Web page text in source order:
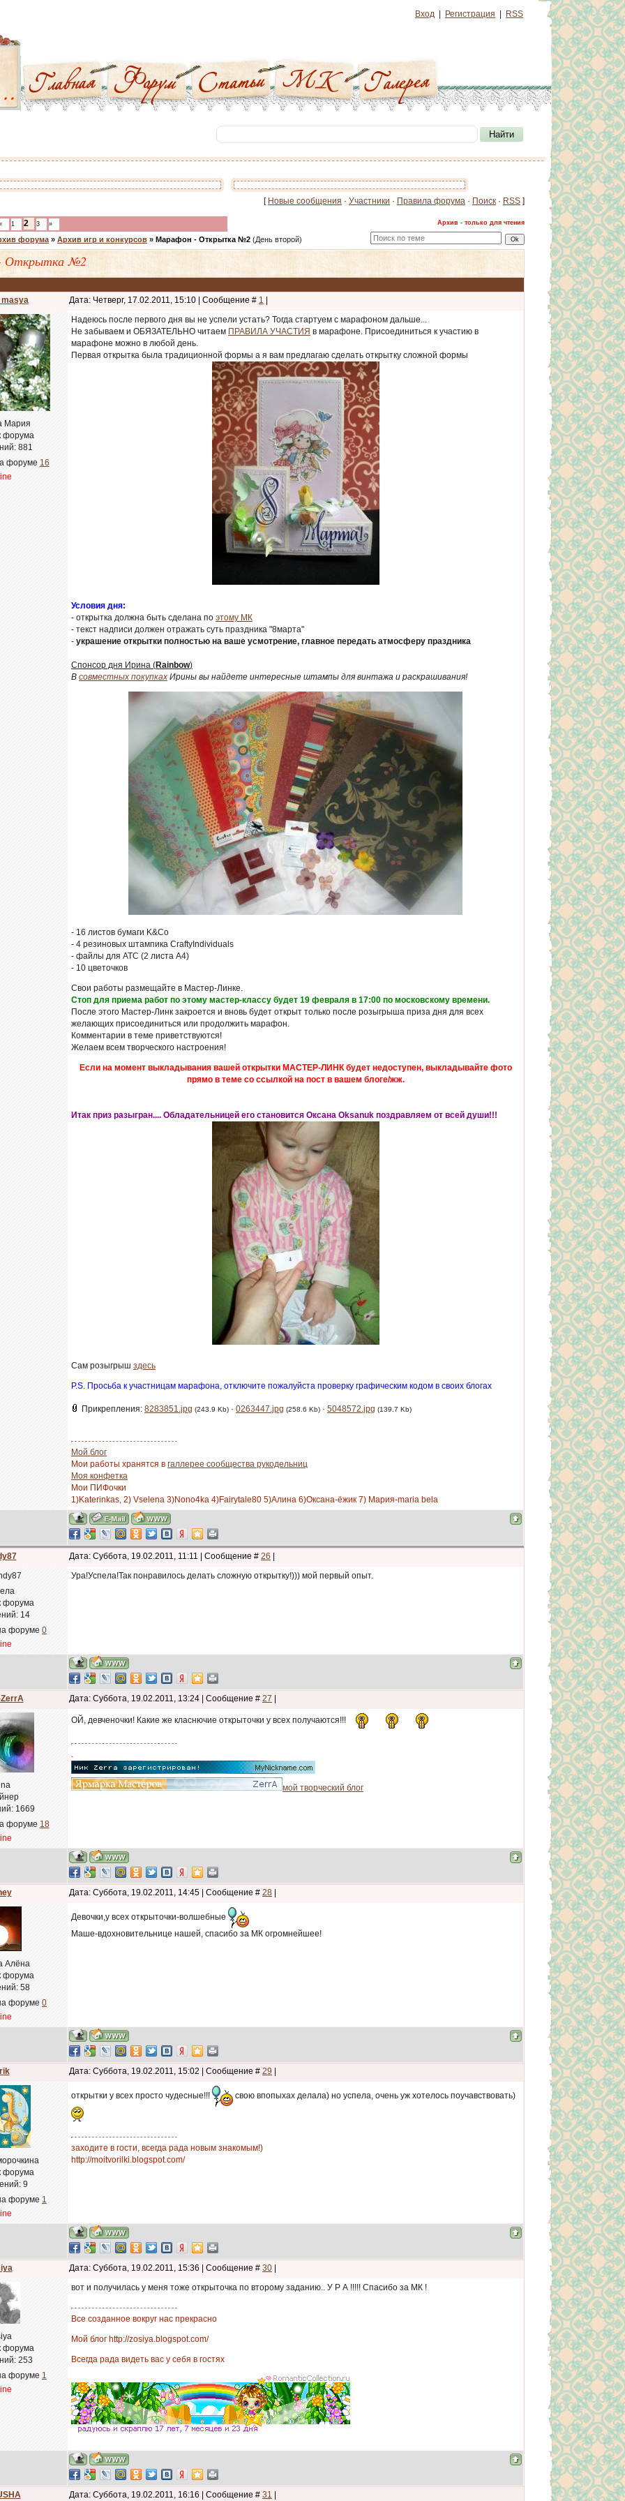
Вход Регистрация RSS
[ Новые сообщения · Участники · Правила форума · Поиск · RSS ]
1 2 3 » Архив - только для чтения
форума » Архив игр и конкурсов » Марафон - Открытка №2 (День второй)
Открытка №2
Дата: Четверг, 17.02.2011, 15:10 | Сообщение # 1
Мария
форума
881
форуме 16
Надеюсь после первого дня вы не успели устать? Тогда стартуем с марафоном дальше...
Не забываем и ОБЯЗАТЕЛЬНО читаем ПРАВИЛА УЧАСТИЯ в марафоне. Присоединиться к участию в
марафоне можно в любой день.
Первая открытка была традиционной формы а я вам предлагаю сделать открытку сложной формы
Условия дня:
- открытка должна быть сделана по этому МК
- текст надписи должен отражать суть праздника "8марта"
- украшение открытки полностью на ваше усмотрение, главное передать атмосферу праздника
Спонсор дня Ирина (Rainbow)
В совместных покупках Ирины вы найдете интересные штампы для винтажа и раскрашивания!
- 16 листов бумаги K&Co
- 4 резиновых штампика CraftyIndividuals
- файлы для АТС (2 листа А4)
- 10 цветочков
Свои работы размещайте в Мастер-Линке.
Стоп для приема работ по этому мастер-классу будет 19 февраля в 17:00 по московскому времени.
После этого Мастер-Линк закроется и вновь будет открыт только после розыгрыша приза дня для всех
желающих присоединиться или продолжить марафон.
Комментарии в теме приветствуются!
Желаем всем творческого настроения!
Если на момент выкладывания вашей открытки МАСТЕР-ЛИНК будет недоступен, выкладывайте фото
прямо в теме со ссылкой на пост в вашем блоге/жж.
Итак приз разыгран.... Обладательницей его становится Оксана Oksanuk поздравляем от всей души!!!
Сам розыгрыш здесь
P.S. Просьба к участницам марафона, отключите пожалуйста проверку графическим кодом в своих блогах
Прикрепления: 8283851.jpg (243.9 Kb) · 0263447.jpg (258.6 Kb) · 5048572.jpg (139.7 Kb)
Мой блог
Мои работы хранятся в галлерее сообщества рукодельниц
Моя конфетка
Мои ПИФочки
1)Katerinkas, 2) Vselena 3)Nono4ka 4)Fairytale80 5)Алина 6)Оксана-ёжик 7) Мария-maria bela
Дата: Суббота, 19.02.2011, 11:11 | Сообщение # 26
форума
14
форуме 0
Ура!Успела!Так понравилось делать сложную открытку!))) мой первый опыт.
Дата: Суббота, 19.02.2011, 13:24 | Сообщение # 27
1669
форуме 18
ОЙ, девченочки! Какие же класнючие открыточки у всех получаются!!!
.
мой творческий блог
Дата: Суббота, 19.02.2011, 14:45 | Сообщение # 28
Алёна
форума
58
форуме 0
Девочки,у всех открыточки-волшебные
Маше-вдохновительнице нашей, спасибо за МК огромнейшее!
Дата: Суббота, 19.02.2011, 15:02 | Сообщение # 29
форума
9
форуме 1
открытки у всех просто чудесные!!! свою впопыхах делала) но успела, очень уж хотелось поучавствовать)
заходите в гости, всегда рада новым знакомым!)
http://moitvorilki.blogspot.com/
Дата: Суббота, 19.02.2011, 15:36 | Сообщение # 30
форума
253
форуме 1
вот и получилась у меня тоже открыточка по второму заданию.. У Р А !!!!! Спасибо за МК !
Все созданное вокруг нас прекрасно
Мой блог http://zosiya.blogspot.com/
Всегда рада видеть вас у себя в гостях
Дата: Суббота, 19.02.2011, 16:16 | Сообщение # 31